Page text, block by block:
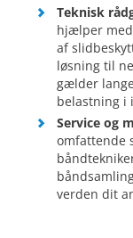
Teknisk
hjælper
af
løsning til
gælder
belastning i
Service og
omfattende
verden dit